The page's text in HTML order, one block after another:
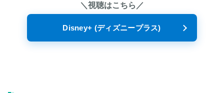
＼視聴はこちら／
Disney+ (ディズニープラス)